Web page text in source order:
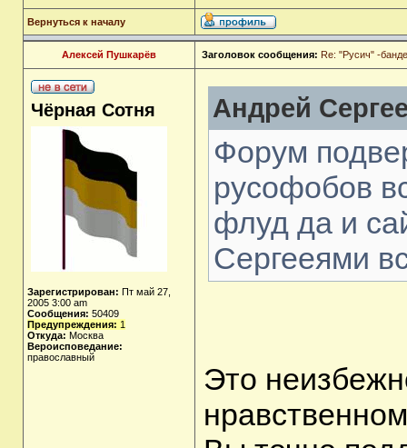
Вернуться к началу
Алексей Пушкарёв Заголовок сообщения: Re: "Русич" -
Чёрная Сотня
Зарегистрирован: Пт май 27,
2005 3:00 am
Сообщения: 50409
Предупреждения: 1
Откуда: Москва
Вероисповедание:
православный
Андрей
Форум
русофобов
флуд да и
Сергееями
Это